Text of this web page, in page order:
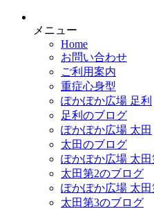
メニュー
Home
お問い合わせ
ご利用案内
重症心身型
ぽかぽか広場 足利
足利のブログ
ぽかぽか広場 太田
太田のブログ
ぽかぽか広場 太田
太田第2のブログ
ぽかぽか広場 太田
太田第3のブログ